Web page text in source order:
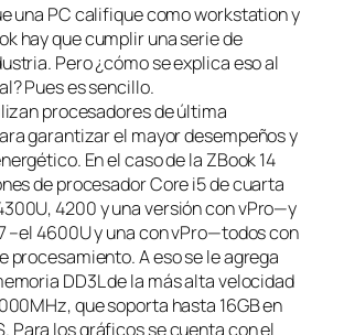
una PC califique como workstation y
hay que cumplir una serie de
Pero ¿cómo se explica eso al
Pues es sencillo.
procesadores de última
garantizar el mayor desempeños y
En el caso de la ZBook 14
de procesador Core i5 de cuarta
4200 y una versión con vPro—y
–el 4600U y una con vPro—todos con
procesamiento. A eso se le agrega
DD3L de la más alta velocidad
que soporta hasta 16GB en
Para los gráficos se cuenta con el